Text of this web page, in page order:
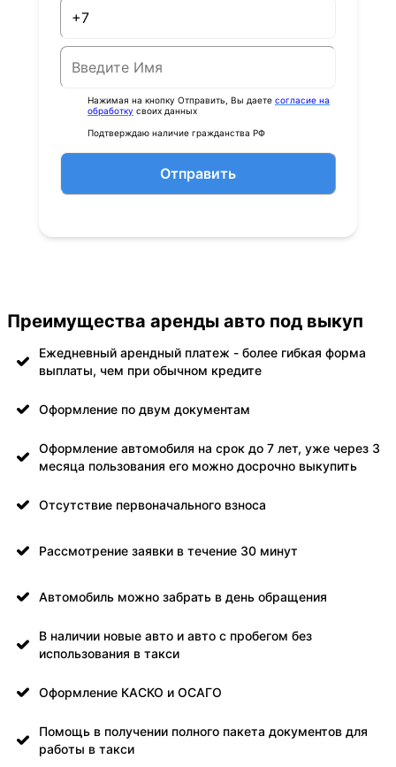
Нажимая на кнопку Отправить, Вы даете согласие на
обработку своих данных
Подтверждаю наличие гражданства РФ
Отправить
Преимущества аренды авто под выкуп
Ежедневный арендный платеж - более гибкая форма
выплаты, чем при обычном кредите
Оформление по двум документам
Оформление автомобиля на срок до 7 лет, уже через 3
месяца пользования его можно досрочно выкупить
Отсутствие первоначального взноса
Рассмотрение заявки в течение 30 минут
Автомобиль можно забрать в день обращения
В наличии новые авто и авто с пробегом без
использования в такси
Оформление КАСКО и ОСАГО
Помощь в получении полного пакета документов для
работы в такси